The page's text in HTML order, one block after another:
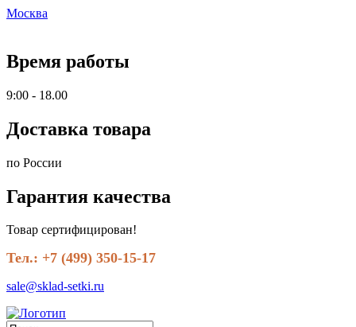
Москва
Время работы
9:00 - 18.00
Доставка товара
по России
Гарантия качества
Товар сертифицирован!
Тел.: +7 (499) 350-15-17
sale@sklad-setki.ru